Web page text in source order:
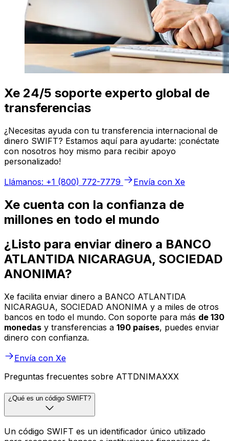
Xe 24/5 soporte experto global de
transferencias
¿Necesitas ayuda con tu transferencia internacional de
dinero SWIFT? Estamos aquí para ayudarte: ¡conéctate
con nosotros hoy mismo para recibir apoyo
personalizado!
Llámanos: +1 (800) 772-7779
Envía con Xe
Xe cuenta con la confianza de
millones en todo el mundo
¿Listo para enviar dinero a BANCO
ATLANTIDA NICARAGUA, SOCIEDAD
ANONIMA?
Xe facilita enviar dinero a BANCO ATLANTIDA
NICARAGUA, SOCIEDAD ANONIMA y a miles de otros
bancos en todo el mundo. Con soporte para más de 130
monedas y transferencias a 190 países, puedes enviar
dinero con confianza.
Envía con Xe
Preguntas frecuentes sobre ATTDNIMAXXX
¿Qué es un código SWIFT?
Un código SWIFT es un identificador único utilizado